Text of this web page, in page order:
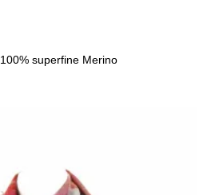
100% superfine Merino